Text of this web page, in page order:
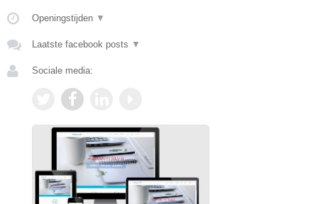
Openingstijden ▼
Laatste facebook posts ▼
Sociale media: